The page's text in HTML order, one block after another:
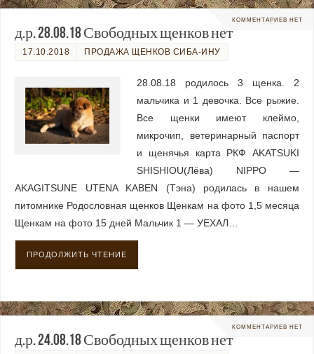
КОММЕНТАРИЕВ НЕТ
д.р. 28.08.18 Свободных щенков нет
17.10.2018 ПРОДАЖА ЩЕНКОВ СИБА-ИНУ
28.08.18 родилось 3 щенка. 2
мальчика и 1 девочка. Все рыжие.
Все щенки имеют клеймо,
микрочип, ветеринарный паспорт
и щенячья карта РКФ AKATSUKI
SHISHIOU(Лёва) NIPPO —
AKAGITSUNE UTENA KABEN (Тэна) родилась в нашем
питомнике Родословная щенков Щенкам на фото 1,5 месяца
Щенкам на фото 15 дней Мальчик 1 — УЕХАЛ…
ПРОДОЛЖИТЬ ЧТЕНИЕ
КОММЕНТАРИЕВ НЕТ
д.р. 24.08.18 Свободных щенков нет